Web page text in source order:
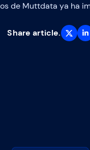
de Muttdata ya ha
Share article.